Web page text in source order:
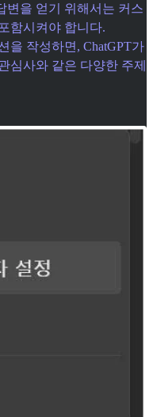
변을 얻기 위해서는 커스
함시켜야 합니다.
을 작성하면, ChatGPT가
심사와 같은 다양한 주제